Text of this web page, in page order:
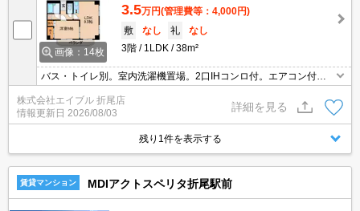
画像：14枚
3.5万円(管理費等：4,000円)
敷
なし 礼
なし
3階
1LDK 38m²
バス・トイレ別。室内洗濯機置場。2口IHコンロ付。エアコン付
き。
株式会社エイブル 折尾店
情報更新日 2026/08/03
詳細を見る
残り1件を表示する
賃貸マンション MDIアクトスペリタ折尾駅前